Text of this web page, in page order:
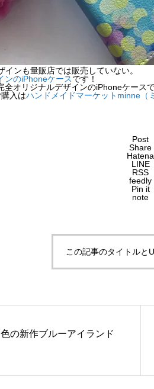
ンも量販店では販売していない。
ンのiPhoneケースです！
全オリジナルデザインのiPhoneケース
入はハンドメイドマーケットminne（
Post
Share
Hatena
LINE
RSS
feedly
Pin it
note
この記事のタイトルと
の新作ブルーアイランド